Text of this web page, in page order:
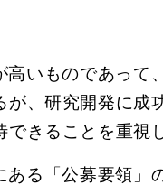
いものであっ
、研究開発に
きることを重視
る「公募要領